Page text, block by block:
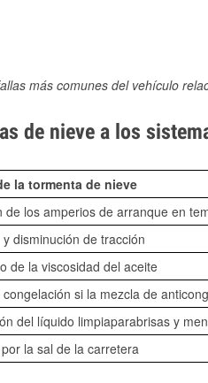
más comunes del vehículo
de nieve a los
la tormenta de nieve
de los amperios de arranque en
y disminución de tracción
de la viscosidad del aceite
congelación si la mezcla de
del líquido limpiaparabrisas y
la sal de la carretera